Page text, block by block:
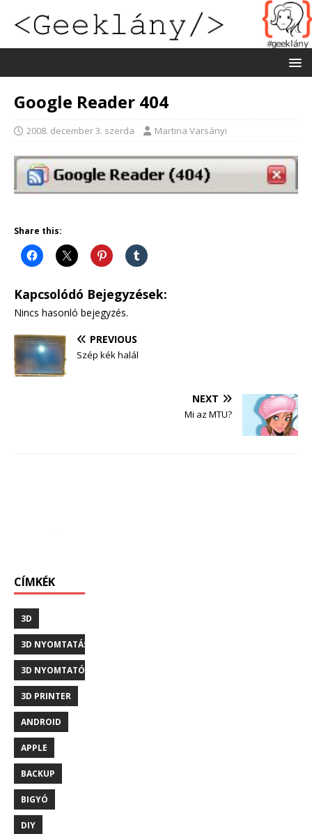
Google Reader 404
2008. december 3. szerda Martina Varsányi
Share this:
Kapcsolódó Bejegyzések:
Nincs hasonló bejegyzés.
PREVIOUS
Szép kék halál
NEXT
Mi az MTU?
CÍMKÉK
3D
3D NYOMTATÁS
3D NYOMTATÓ
3D PRINTER
ANDROID
APPLE
BACKUP
BIGYÓ
DIY